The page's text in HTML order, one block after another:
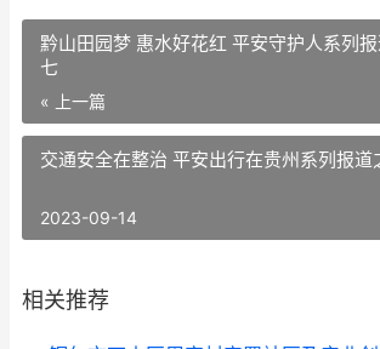
黔山田园梦 惠水好花红 平安守护人系列
七
« 上一篇
交通安全在整治 平安出行在贵州系列报道
2023-09-14
相关推荐